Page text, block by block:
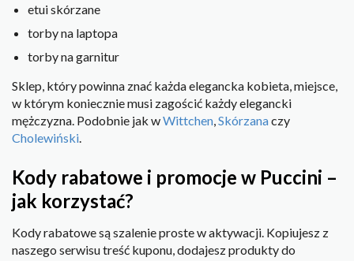
etui skórzane
torby na laptopa
torby na garnitur
Sklep, który powinna znać każda elegancka kobieta, miejsce,
w którym koniecznie musi zagościć każdy elegancki
mężczyzna. Podobnie jak wWittchen Skórzanaczy
Cholewiński
Kody rabatowe i promocje w Puccini –
jak korzystać?
Kody rabatowe są szalenie proste w aktywacji. Kopiujesz z
naszego serwisu treść kuponu, dodajesz produkty do